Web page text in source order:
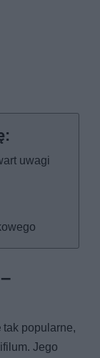
uwagi
popularne,
Jego